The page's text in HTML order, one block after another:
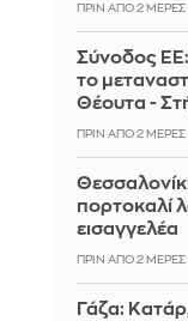
ΠΡΙΝ ΑΠΌ 2 ΜΈΡΕΣ
Σύνοδος
το
Θέουτα -
ΠΡΙΝ ΑΠΌ 2 ΜΈΡΕΣ
πορτοκαλί
εισαγγελέα
ΠΡΙΝ ΑΠΌ 2 ΜΈΡΕΣ
Γάζα: